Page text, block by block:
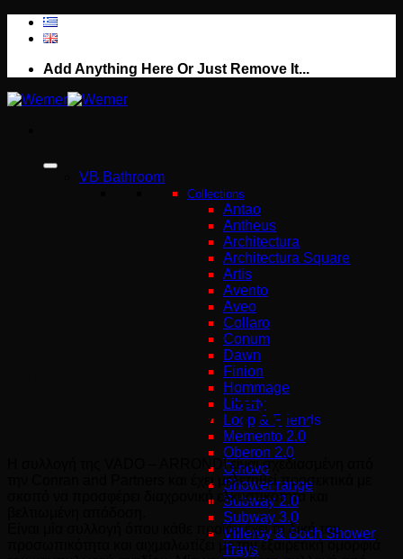
Μετάβαση
Add Anything Here Or Just Remove It...
VB Bathroom
Collections
Antao
Antheus
Architectura
Architectura Square
Artis
Avento
Aveo
Collaro
Conum
Dawn
Finion
Hommage
Liberty
Loop & Friends
Memento 2.0
Oberon 2.0
O.novo
Shower range
Subway 2.0
Subway 3.0
Villeroy & Boch Shower
Trays
BATHROOM TAPS
Η συλλογή της VADO – ARRONDI είναι σχεδιασμένη από
την Conran and Partners και έχει μελετηθεί προσεκτικά με
σκοπό να προσφέρει διαχρονική ελκυστικότητα και
Είναι μία συλλογή όπου κάθε προϊόν έχει τη δική του
προσωπικότητα και αιχμαλωτίζει με την εξαιρετική ομορφιά